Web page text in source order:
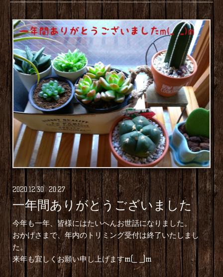
2020.12.30 20:27
一年間ありがとうございました
今年も一年、皆様にはたいへんお世話になりました。
おかげさまで、年内のトリミング受付は終了いたしまし
た。
来年も宜しくお願い申し上げますm(_ _)m